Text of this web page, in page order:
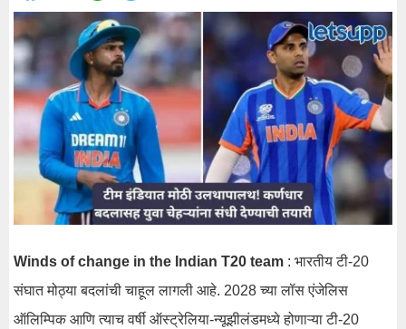
Winds of change in the Indian T20 team : भारतीय टी-20
संघात मोठ्या बदलांची चाहूल लागली आहे. 2028 च्या लॉस एंजेलिस
ऑलिम्पिक आणि त्याच वर्षी ऑस्ट्रेलिया-न्यूझीलंडमध्ये होणाऱ्या टी-20